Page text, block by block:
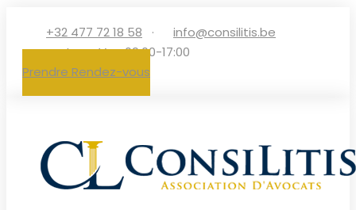
+32 477 72 18 58‬ ·
info@consilitis.be
·
Lun - Ven 09:00-17:00
Prendre Rendez-vous